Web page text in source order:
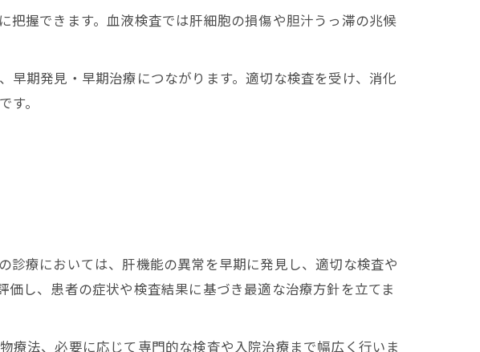
握できます。血液検査では肝細胞の損傷や胆汁うっ滞の兆候
期発見・早期治療につながります。適切な検査を受け、消化
。
療においては、肝機能の異常を早期に発見し、適切な検査や
し、患者の症状や検査結果に基づき最適な治療方針を立てま
法、必要に応じて専門的な検査や入院治療まで幅広く行いま